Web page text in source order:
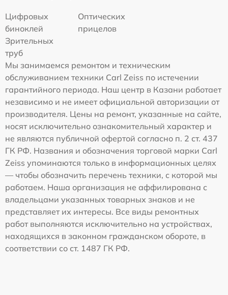
Цифровых
биноклей
Оптических
прицелов
Зрительных
труб
Мы занимаемся ремонтом и техническим
обслуживанием техники Carl Zeiss по истечении
гарантийного периода. Наш центр в Казани работает
независимо и не имеет официальной авторизации от
производителя. Цены на ремонт, указанные на сайте,
носят исключительно ознакомительный характер и
не являются публичной офертой согласно п. 2 ст. 437
ГК РФ. Названия и обозначения торговой марки Carl
Zeiss упоминаются только в информационных целях
— чтобы обозначить перечень техники, с которой мы
работаем. Наша организация не аффилирована с
владельцами указанных товарных знаков и не
представляет их интересы. Все виды ремонтных
работ выполняются исключительно на устройствах,
находящихся в законном гражданском обороте, в
соответствии со ст. 1487 ГК РФ.